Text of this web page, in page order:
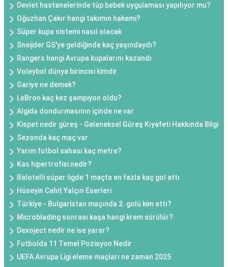
Devlet hastanelerinde tüp bebek uygulaması yapılıyor mu?
Oğuzhan Çakır hangi takımın hakemi?
Süper kupa sistemi nasıl olacak
Sneijder GS'ye geldiğinde kaç yaşındaydı?
Rangers hangi Avrupa kupalarını kazandı
Voleybol dünya birincisi kimdir
Gariye ne demek?
LeBron kaç kez şampiyon oldu?
Algida dondurmasının içinde ne var
Kispet nedir güreş - Geleneksel Güreş Kıyafeti Hakkında Bilgi
Sezonda kaç maç var
Yarım futbol sahası kaç metre?
Kas hipertrofisi nedir?
Balotelli süper ligde 1 maçta en fazla kaç gol attı
Hüseyin Cahit Yalçın Eserleri
Türkiye - Bulgaristan maçında 2. golü kim attı?
Microblading sonrası kaşa hangi krem sürülür?
Dexoject nedir ne ise yarar?
Futbolda 11 Temel Pozisyon Nedir
UEFA Avrupa Ligi eleme maçları ne zaman 2025